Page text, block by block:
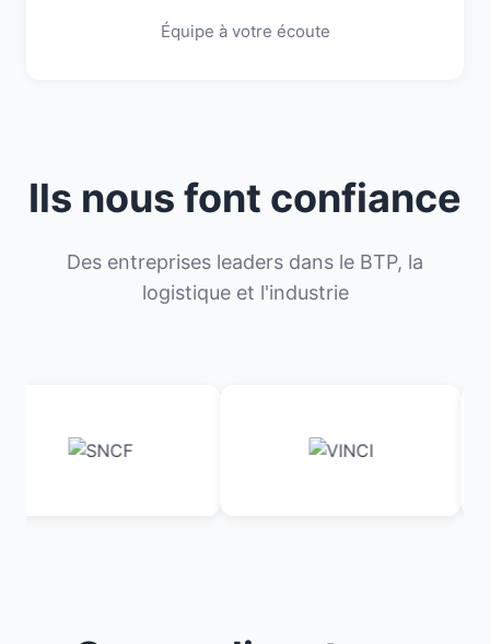
Équipe à votre écoute
Ils nous font confiance
Des entreprises leaders dans le BTP, la
logistique et l'industrie